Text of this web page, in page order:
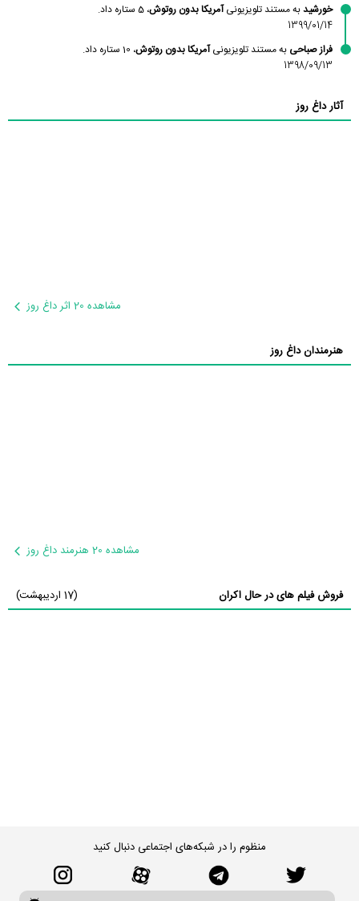
خورشیدبه مستند تلویزیونیآمریکا بدون روتوش، 5 ستاره داد.
1399/01/14
فراز صباحی به مستند تلویزیونیآمریکا بدون روتوش، 10 ستاره داد.
1398/09/13
آثار داغ روز
مشاهده 20 اثر داغ روز
هنرمندان داغ روز
مشاهده 20 هنرمند داغ روز
فروش فیلم های در حال اکران (17 اردیبهشت)
منظوم را در شبکه‌های اجتماعی دنبال کنید